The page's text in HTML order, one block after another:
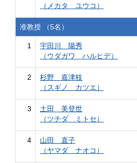
（メカタ ユウコ）
准教授 （5名）
1
宇田川 陽秀
（ウダガワ ハルヒデ）
2
杉野 嘉津枝
（スギノ カツエ）
3
土田 美登世
（ツチダ ミトセ）
4
山田 直子
（ヤマダ ナオコ）